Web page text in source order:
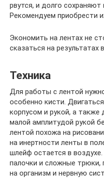
рвутся, и долго сохраняют
Рекомендуем приобрести
Экономить на лентах не
сказаться на результатах
Техника
Для работы с лентой
особенно кисти.
корпусом и рукой, а также
малой амплитудой рукой
лентой похожа на
на инертности ленты в
шлейф остается в
палочки и сложные трюки,
на организм и нервную